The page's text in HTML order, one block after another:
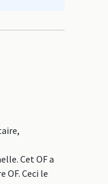
Cet OF a
Ceci le